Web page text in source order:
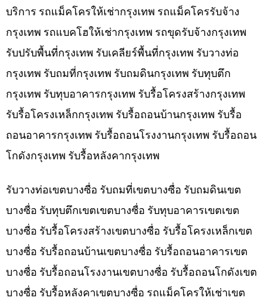
บริการ รถแม็คโครให้เช่ากรุงเทพ รถแม็คโครรับจ้าง
กรุงเทพ รถแบคโฮให้เช่ากรุงเทพ รถขุดรับจ้างกรุงเทพ
รับปรับพื้นที่กรุงเทพ รับเคลียร์พื้นที่กรุงเทพ รับวางท่อ
กรุงเทพ รับถมที่กรุงเทพ รับถมดินกรุงเทพ รับทุบตึก
กรุงเทพ รับทุบอาคารกรุงเทพ รับรื้อโครงสร้างกรุงเทพ
รับรื้อโครงเหล็กกรุงเทพ รับรื้อถอนบ้านกรุงเทพ รับรื้อ
ถอนอาคารกรุงเทพ รับรื้อถอนโรงงานกรุงเทพ รับรื้อถอน
โกดังกรุงเทพ รับรื้อหลังคากรุงเทพ
รับวางท่อเขตบางซื่อ รับถมที่เขตบางซื่อ รับถมดินเขต
บางซื่อ รับทุบตึกเขตเขตบางซื่อ รับทุบอาคารเขตเขต
บางซื่อ รับรื้อโครงสร้างเขตบางซื่อ รับรื้อโครงเหล็กเขต
บางซื่อ รับรื้อถอนบ้านเขตบางซื่อ รับรื้อถอนอาคารเขต
บางซื่อ รับรื้อถอนโรงงานเขตบางซื่อ รับรื้อถอนโกดังเขต
บางซื่อ รับรื้อหลังคาเขตบางซื่อ รถแม็คโครให้เช่าเขต